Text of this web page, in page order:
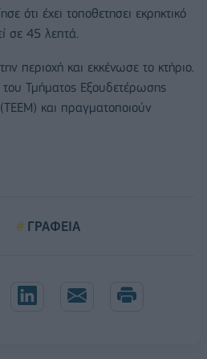
ότι έχει τοποθετησει εκρηκτικό
σε 45 λεπτά.
περιοχή και εκκένωσε το κτήριο.
Τμήματος Εξουδετέρωσης
και πραγματοποιούν
ΓΡΑΦΕΙΑ